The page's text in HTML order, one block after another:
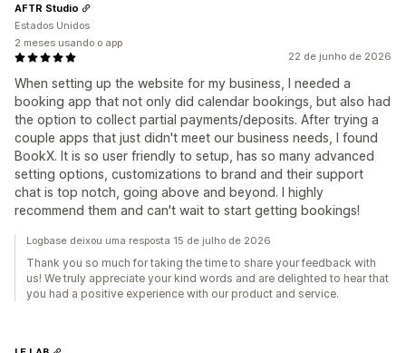
22 de junho de 2026
When setting up the website for my business, I needed a
booking app that not only did calendar bookings, but also had
the option to collect partial payments/deposits. After trying a
couple apps that just didn't meet our business needs, I found
BookX. It is so user friendly to setup, has so many advanced
setting options, customizations to brand and their support
chat is top notch, going above and beyond. I highly
recommend them and can't wait to start getting bookings!
AFTR Studio
Estados Unidos
2 meses usando o app
Logbase deixou uma resposta 15 de julho de 2026
Thank you so much for taking the time to share your feedback with
us! We truly appreciate your kind words and are delighted to hear that
you had a positive experience with our product and service.